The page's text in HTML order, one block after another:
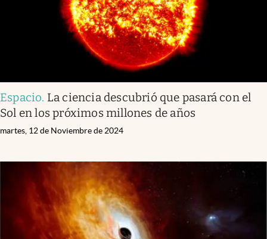
Espacio. La ciencia descubrió que pasará con el
Sol en los próximos millones de años
martes, 12 de Noviembre de 2024